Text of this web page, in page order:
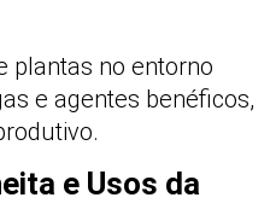
plantas no entorno
e agentes benéficos,
e Usos da